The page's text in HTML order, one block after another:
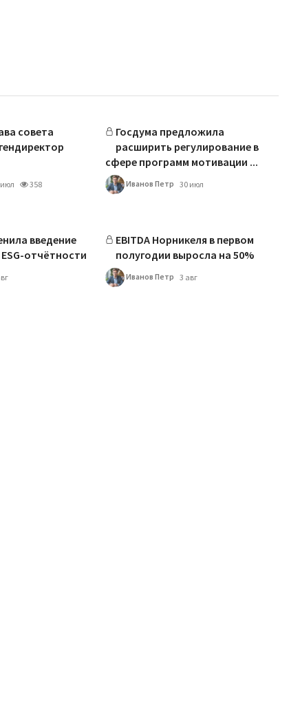
совета
358
Госдума предложила
расширить регулирование в
сфере программ мотивации ...
Иванов Петр 30 июл
введение
отчётности
EBITDA Норникеля в первом
полугодии выросла на 50%
Иванов Петр 3 авг